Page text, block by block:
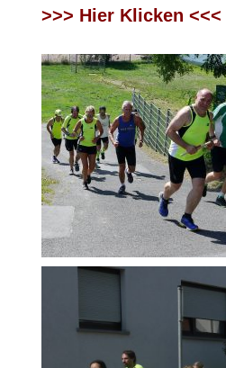
>>> Hier Klicken <<<